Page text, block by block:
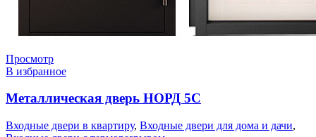
Просмотр
В избранное
Металлическая дверь НОРД 5С
Входные двери в квартиру, Входные двери для дома и дачи,